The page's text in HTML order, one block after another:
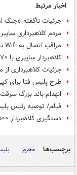
اخبار مرتبط
جزئیات ناگفته «جنگ
مردم کلاهبرداری
مراقب اتصال به Wifi ناشناس باشید
کلاهبردار سایبری با ۹۷۰ مالباخته در مازندران دستگیر شد
جزئیات کلاهبرداری
طرح پلیس فتا برای
انهدام باند بزرگ
فیلم/ توصیه رئیس
دستگیری کلاهبردار ۵۰۰ میلیاردریالی سرمایه‌گذاری در بازار فارکس
برچسب‌ها مجرم